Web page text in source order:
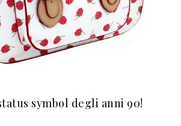
symbol degli anni 90!